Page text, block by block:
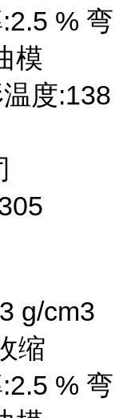
% 弯
模
度:138
g/cm3
缩
% 弯